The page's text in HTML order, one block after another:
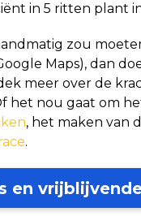
in 5 ritten plant
zou
Maps), dan
meer over de
het nou gaat om
, het maken van
.
en